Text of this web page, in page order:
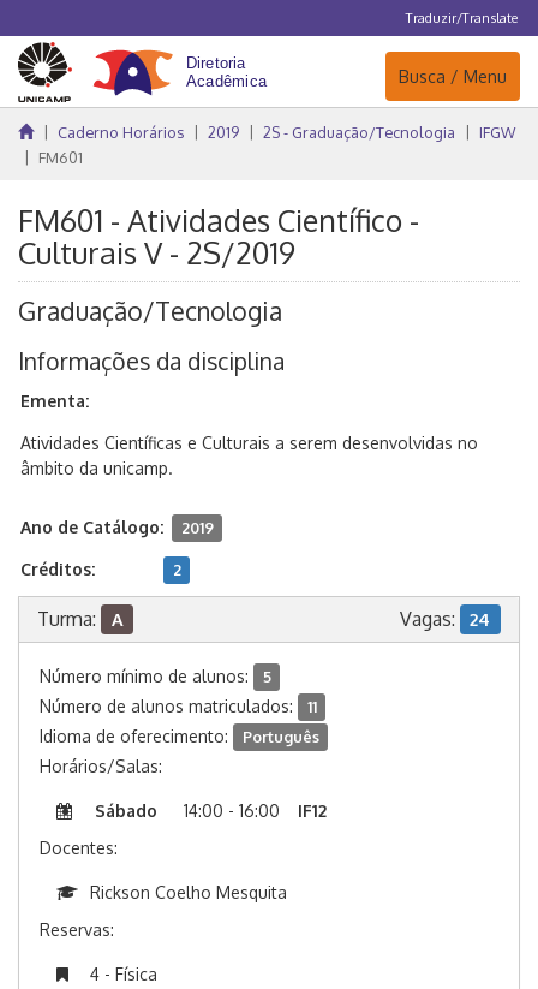
Traduzir/Translate
Navegação
Busca / Menu
Caderno Horários 2019 2S - Graduação/Tecnologia
IFGW
FM601
FM601 - Atividades Científico -
Culturais V - 2S/2019
Graduação/Tecnologia
Informações da disciplina
Ementa:
Atividades Científicas e Culturais a serem desenvolvidas no
âmbito da unicamp.
Ano de Catálogo: 2019
Créditos: 2
Turma: A Vagas: 24
Número mínimo de alunos: 5
Número de alunos matriculados: 11
Idioma de oferecimento: Português
Horários/Salas:
Sábado 14:00 - 16:00
IF12
Docentes:
Rickson Coelho Mesquita
Reservas:
4 - Física